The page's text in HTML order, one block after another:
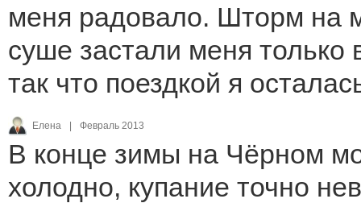
меня радовало. Шторм на
суше застали меня только
так что поездкой я
Елена | Февраль 2013
В конце зимы на Чёрном
холодно, купание точно